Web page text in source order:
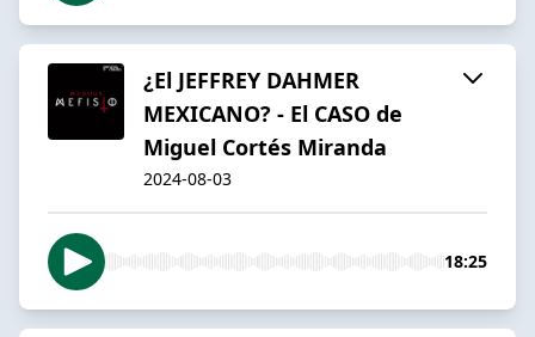
¿El JEFFREY DAHMER
MEXICANO? - El CASO de
Miguel Cortés Miranda
2024-08-03
18:25